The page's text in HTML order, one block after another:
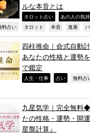
ルな本音とは
タロット占い あの人の気
料占い タロット 本音 進展
四柱推命｜命式自動
あなたの性格と運勢
で鑑定
人生・仕事 占い 無料占
九星気学｜完全無料
たの性格・運勢・開
星盤計算』